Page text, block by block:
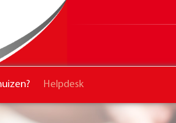
Helpdesk